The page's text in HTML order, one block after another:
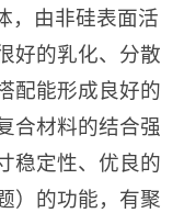
，由非硅表面活
好的乳化、分散
配能形成良好的
合材料的结合强
稳定性、优良的
）的功能，有聚